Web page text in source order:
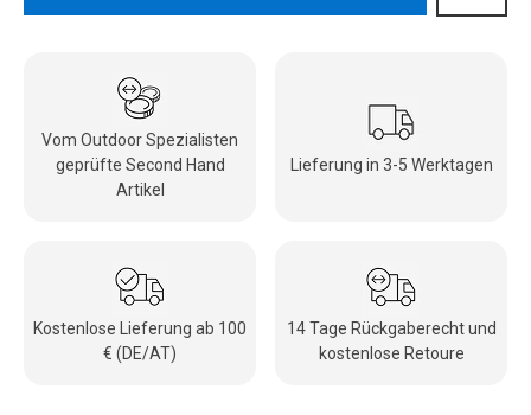
Vom Outdoor Spezialisten
geprüfte Second Hand
Artikel
Lieferung in 3-5 Werktagen
Kostenlose Lieferung ab 100
€ (DE/AT)
14 Tage Rückgaberecht und
kostenlose Retoure